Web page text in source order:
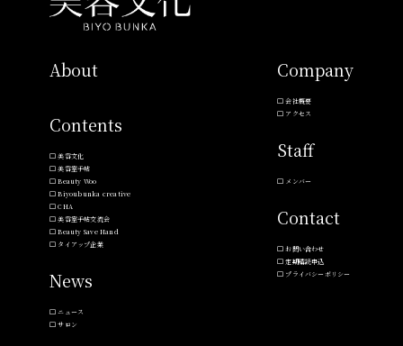
About
Contents
美容文化
美容室手帖
Beauty Woo
Biyoubunka creative
CHA
美容室手帖交流会
Beauty Save Hand
タイアップ企業
News
ニュース
サロン
Company
会社概要
アクセス
Staff
メンバー
Contact
お問い合わせ
定期購読申込
プライバシーポリシー